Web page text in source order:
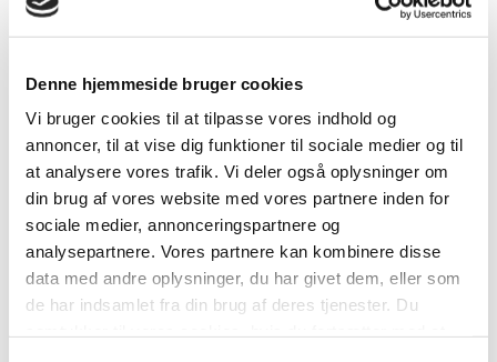
Denne hjemmeside bruger cookies
Vi bruger cookies til at tilpasse vores indhold og
annoncer, til at vise dig funktioner til sociale medier og til
at analysere vores trafik. Vi deler også oplysninger om
din brug af vores website med vores partnere inden for
sociale medier, annonceringspartnere og
analysepartnere. Vores partnere kan kombinere disse
data med andre oplysninger, du har givet dem, eller som
de har indsamlet fra din brug af deres tjenester. Du
ikke er kunde.
for brug af beskyttelsesudstyr ved aflæsning af
Læs om gældende bestemmelser for
deponeringsanlægget